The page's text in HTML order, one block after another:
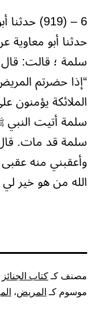
6 – (919)
حدثنا أبو
سلمة ؛ قالت:
“إذا حضرتم
الملائكة يؤمنون
سلمة أتيت النبي
سلمة قد مات.
وأعقبني منه
الله من هو خير
مصنف كـكتاب الجنائز
موسوم كـ المريض،